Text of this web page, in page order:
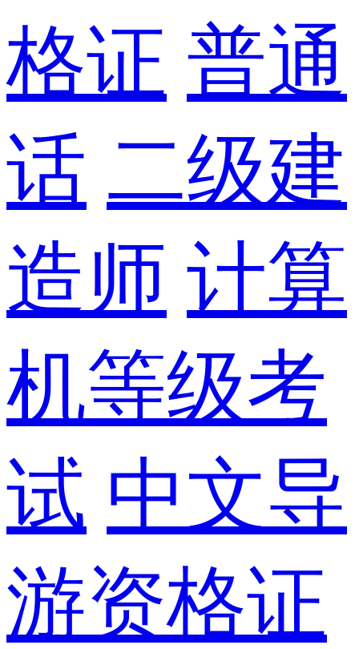
格证 普通
话 二级建
造师 计算
机等级考
试 中文导
游资格证